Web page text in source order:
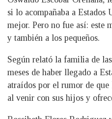
si lo acompañaba a Estados
mejor. Pero no fue así: este
y también a los pequeños.
Según relató la familia de
meses de haber llegado a
atraídos por el rumor de
al venir con sus hijos y